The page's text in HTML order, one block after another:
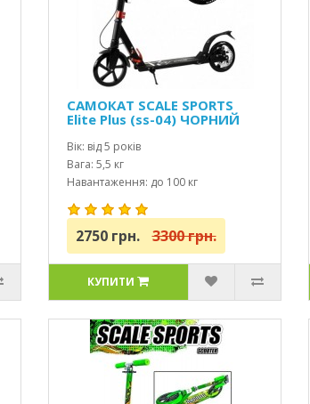
САМОКАТ SCALE SPORTS
Elite Plus (ss-04) ЧОРНИЙ
Вік: від 5 років
Вага: 5,5 кг
Навантаження: до 100 кг
2750 грн. 3300 грн.
КУПИТИ